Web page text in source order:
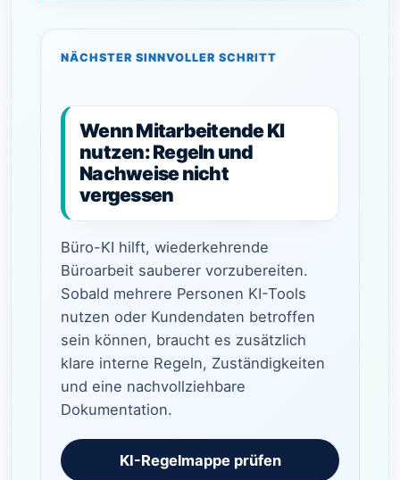
NÄCHSTER SINNVOLLER SCHRITT
Wenn Mitarbeitende KI
nutzen: Regeln und
Nachweise nicht
vergessen
Büro-KI hilft, wiederkehrende
Büroarbeit sauberer vorzubereiten.
Sobald mehrere Personen KI-Tools
nutzen oder Kundendaten betroffen
sein können, braucht es zusätzlich
klare interne Regeln, Zuständigkeiten
und eine nachvollziehbare
Dokumentation.
KI-Regelmappe prüfen